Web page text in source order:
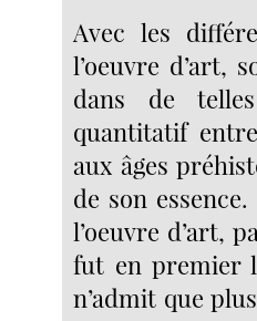
Avec les
l’oeuvre d’art,
dans de
quantitatif
aux âges
de son
l’oeuvre d’art,
fut en premier
n’admit que